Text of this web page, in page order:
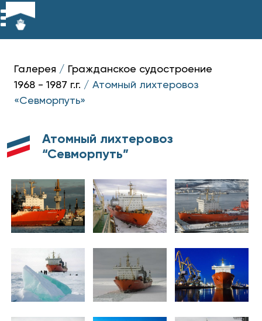
Галерея / Гражданское судостроение
1968 - 1987 г.г. / Атомный лихтеровоз
«Севморпуть»
Атомный лихтеровоз
“Севморпуть”